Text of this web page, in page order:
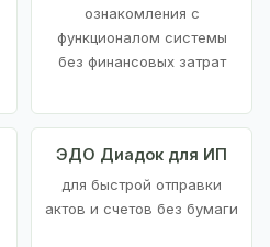
ознакомления с
функционалом системы
без финансовых затрат
ЭДО Диадок для ИП
для быстрой отправки
актов и счетов без бумаги